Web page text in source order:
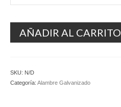
5.40€
AÑADIR AL CARRITO
SKU: N/D
Categoría: Alambre Galvanizado